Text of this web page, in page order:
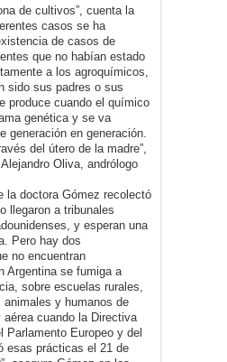
de cultivos”, cuenta la
casos se ha
de casos de
que no habían estado
a los agroquímicos,
sido sus padres o sus
produce cuando el químico
genética y se va
generación en generación.
del útero de la madre”,
Oliva, andrólogo
la doctora Gómez recolectó
llegaron a tribunales
y esperan una
Pero hay dos
no encuentran
Argentina se fumiga a
sobre escuelas rurales,
animales y humanos de
cuando la Directiva
Parlamento Europeo y del
esas prácticas el 21 de